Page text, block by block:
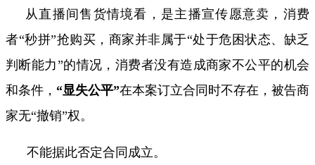
从直播间售货情境看，是主播宣传愿意卖，消费
者“秒拼”抢购买，商家并非属于“处于危困状态、缺乏
判断能力”的情况，消费者没有造成商家不公平的机会
和条件， “显失公平”在本案订立合同时不存在，被告商
家无“撤销”权。
不能据此否定合同成立。